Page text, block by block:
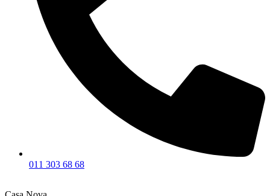
011 303 68 68